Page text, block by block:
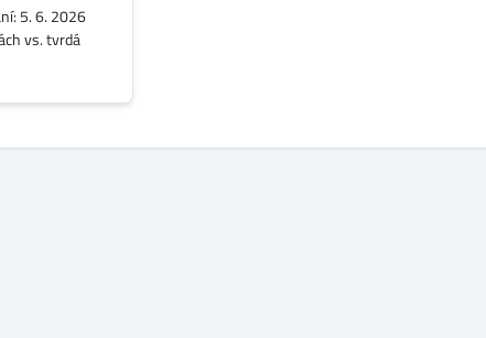
5. 6. 2026
vs. tvrdá